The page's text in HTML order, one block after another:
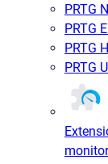
PRTG
PRTG
PRTG
PRTG